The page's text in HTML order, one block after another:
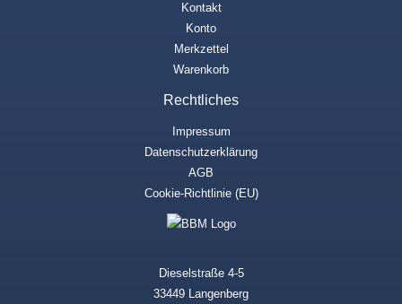
Kontakt
Konto
Merkzettel
Warenkorb
Rechtliches
Impressum
Datenschutzerklärung
AGB
Cookie-Richtlinie (EU)
Dieselstraße 4-5
33449 Langenberg